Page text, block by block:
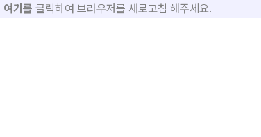
여기를 클릭하여 브라우저를 새로고침 해주세요.